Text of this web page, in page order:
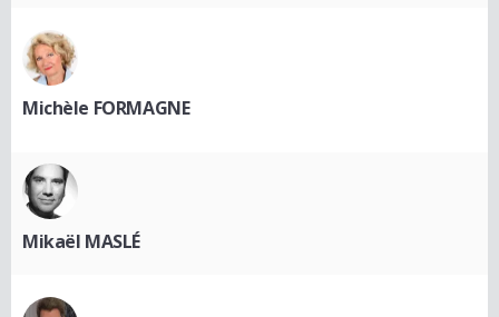
Michèle FORMAGNE
Mikaël MASLÉ